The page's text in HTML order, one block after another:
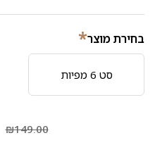
בחירת מוצר*
סט 6 מפיות
₪149.00